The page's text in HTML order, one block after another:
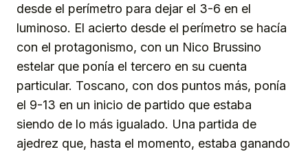
desde el perímetro para dejar el 3-6 en el
luminoso. El acierto desde el perímetro se hacía
con el protagonismo, con un Nico Brussino
estelar que ponía el tercero en su cuenta
particular. Toscano, con dos puntos más, ponía
el 9-13 en un inicio de partido que estaba
siendo de lo más igualado. Una partida de
ajedrez que, hasta el momento, estaba ganando